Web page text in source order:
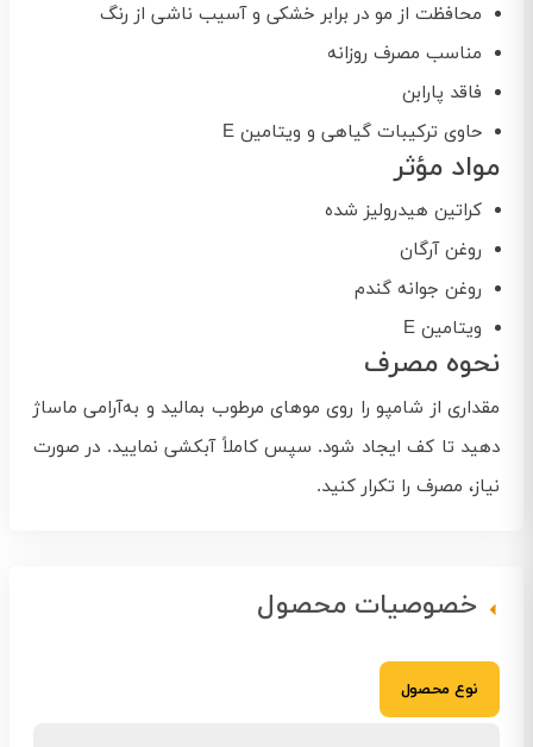
محافظت از مو در برابر خشکی و آسیب ناشی از رنگ
مناسب مصرف روزانه
فاقد پارابن
حاوی ترکیبات گیاهی و ویتامین E
مواد مؤثر
کراتین هیدرولیز شده
روغن آرگان
روغن جوانه گندم
ویتامین E
نحوه مصرف
مقداری از شامپو را روی موهای مرطوب بمالید و به‌آرامی ماساژ
دهید تا کف ایجاد شود. سپس کاملاً آبکشی نمایید. در صورت
نیاز، مصرف را تکرار کنید.
خصوصیات محصول
نوع محصول